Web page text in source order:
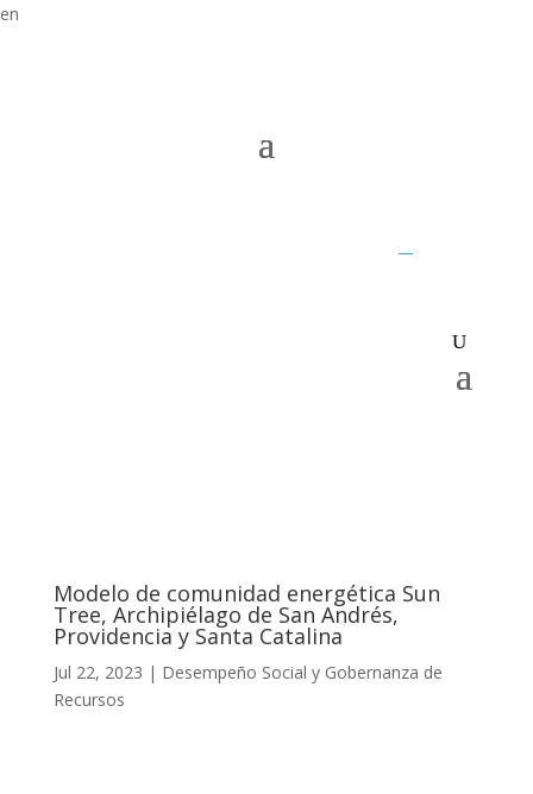
en
Modelo de comunidad energética Sun
Tree, Archipiélago de San Andrés,
Providencia y Santa Catalina
Jul 22, 2023 | Desempeño Social y Gobernanza de
Recursos